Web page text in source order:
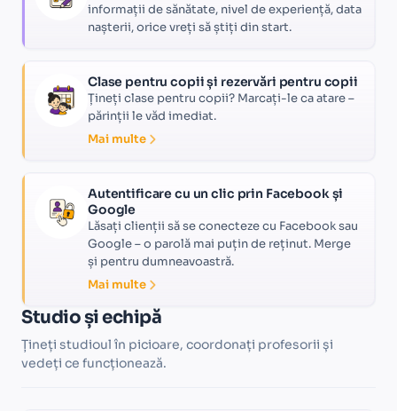
informații de sănătate, nivel de experiență, data
nașterii, orice vreți să știți din start.
Clase pentru copii și rezervări pentru copii
Țineți clase pentru copii? Marcați-le ca atare –
părinții le văd imediat.
Mai multe
Autentificare cu un clic prin Facebook și
Google
Lăsați clienții să se conecteze cu Facebook sau
Google – o parolă mai puțin de reținut. Merge
și pentru dumneavoastră.
Mai multe
Studio și echipă
Țineți studioul în picioare, coordonați profesorii și
vedeți ce funcționează.